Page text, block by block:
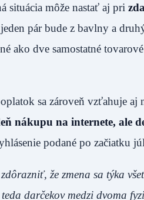
situácia môže nastať aj pri
pár bude z bavlny a
ako dve samostatné
sa zároveň vzťahuje aj
nákupu na internete, ale
podané po začiatku
že zmena sa týka
teda darčekov medzi dvoma